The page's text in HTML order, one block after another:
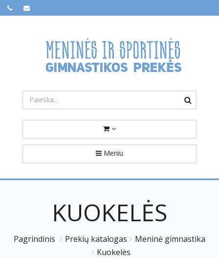
Meniu
KUOKELĖS
Pagrindinis Prekių katalogas
Meninė gimnastika
Kuokelės